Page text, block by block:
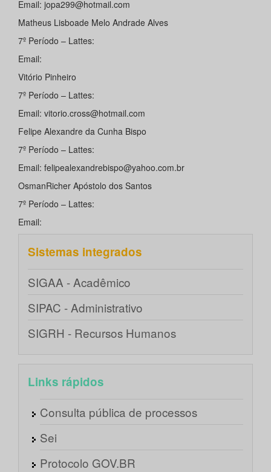
Email: jopa299@hotmail.com
Matheus Lisboade Melo Andrade Alves
7º Período – Lattes:
Email:
Vitório Pinheiro
7º Período – Lattes:
Email: vitorio.cross@hotmail.com
Felipe Alexandre da Cunha Bispo
7º Período – Lattes:
Email: felipealexandrebispo@yahoo.com.br
OsmanRicher Apóstolo dos Santos
7º Período – Lattes:
Email:
Sistemas integrados
SIGAA - Acadêmico
SIPAC - Administrativo
SIGRH - Recursos Humanos
Links rápidos
Consulta pública de processos
Sei
Protocolo GOV.BR